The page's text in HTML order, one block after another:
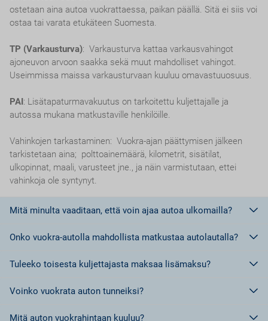
ostetaan aina autoa vuokrattaessa, paikan päällä. Sitä ei siis voi
ostaa tai varata etukäteen Suomesta.
TP (Varkausturva): Varkausturva kattaa varkausvahingot
ajoneuvon arvoon saakka sekä muut mahdolliset vahingot.
Useimmissa maissa varkausturvaan kuuluu omavastuuosuus.
PAI: Lisätapaturmavakuutus on tarkoitettu kuljettajalle ja
autossa mukana matkustaville henkilöille.
Vahinkojen tarkastaminen: Vuokra-ajan päättymisen jälkeen
tarkistetaan aina; polttoainemäärä, kilometrit, sisätilat,
ulkopinnat, maali, varusteet jne., ja näin varmistutaan, ettei
vahinkoja ole syntynyt.
Mitä minulta vaaditaan, että voin ajaa autoa ulkomailla?
Euroopan unionin jäsenmaissa riittää ajokortti.
kuulu Geneven tai Wienin yleissopimuksen piiriin tulee olla
Kansainvälisiä ajokortteja voi Suomessa hankkia kahta erilaista
Onko vuokra-autolla mahdollista matkustaa autolautalla?
Ei,ei ole sallittua matkustaa autolautalla vuokra-autolla.
Tuleeko toisesta kuljettajasta maksaa lisämaksu?
Kyllä.Jokaisesta lisäkuljettajasta tulee maksaa lisämaksu.
Voinko vuokrata auton tunneiksi?
Mitä auton vuokrahintaan kuuluu?